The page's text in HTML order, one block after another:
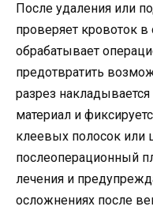
После удаления или
проверяет кровоток
обрабатывает
предотвратить
разрез
материал и
клеевых полосок или
послеоперационный
лечения и
осложнениях после